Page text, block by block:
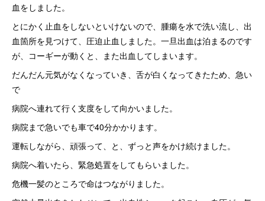
血をしました。
とにかく止血をしないといけないので、腫瘍を水で洗い流し、出
血箇所を見つけて、圧迫止血しました。一旦出血は泊まるのです
が、コーギーが動くと、また出血してしまいます。
だんだん元気がなくなっていき、舌が白くなってきたため、急い
で
病院へ連れて行く支度をして向かいました。
病院まで急いでも車で40分かかります。
運転しながら、頑張って、と、ずっと声をかけ続けました。
病院へ着いたら、緊急処置をしてもらいました。
危機一髪のところで命はつながりました。